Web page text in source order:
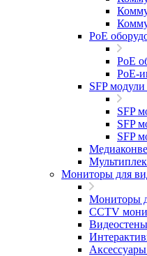
PoE
PoE
PoE-
SFP модули
SFP
SFP
SFP
Мониторы для
Мониторы
CCTV
Видеостены